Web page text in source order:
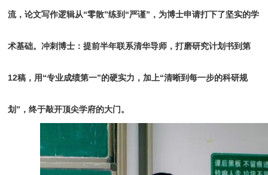
流，论文写作逻辑从“零散”练到“严谨”，为博士申请打下了坚实的学
术基础。冲刺博士：提前半年联系清华导师，打磨研究计划书到第
12稿，用“专业成绩第一”的硬实力，加上“清晰到每一步的科研规
划”，终于敲开顶尖学府的大门。